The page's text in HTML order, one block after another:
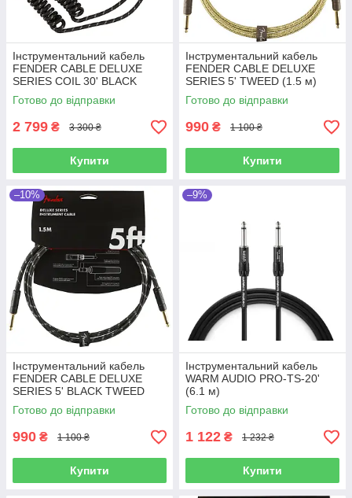
Інструментальний кабель
FENDER CABLE DELUXE
SERIES COIL 30' BLACK
TWEED
Готово до відправки
2 799 ₴ 3 300 ₴
Купити
Інструментальний кабель
FENDER CABLE DELUXE
SERIES 5' TWEED (1.5 м)
Готово до відправки
990 ₴ 1 100 ₴
Купити
–10%
Інструментальний кабель
FENDER CABLE DELUXE
SERIES 5' BLACK TWEED
Готово до відправки
990 ₴ 1 100 ₴
Купити
–9%
Інструментальний кабель
WARM AUDIO PRO-TS-20'
(6.1 м)
Готово до відправки
1 122 ₴ 1 232 ₴
Купити